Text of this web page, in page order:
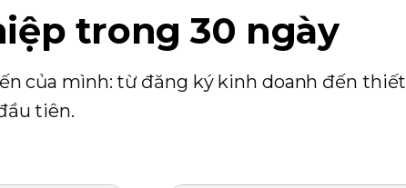
trong 30 ngày
của mình: từ đăng ký kinh doanh đến thiết
tiên.